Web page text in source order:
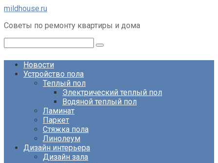
Перейти
контенту
mildhouse.ru
Советы по ремонту квартиры и дома
Новости
Устройство пола
Теплый пол
Электрический теплый пол
Водяной теплый пол
Ламинат
Паркет
Стяжка пола
Линолеум
Дизайн интерьера
Дизайн зала